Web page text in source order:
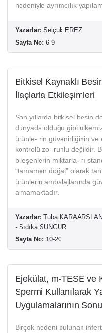
nedeniyle ayrımcılık
Yazarlar: Selçuk EREZ
Sayfa No: 6-9
Bitkisel Kaynaklı
İlaçlarla Etkileşimleri
Son yıllarda bitkisel besin
dünyada olduğu gibi
ürünle- rin güvenirliğinin ve
kontrolü zo- runlu değildir.
bileşenlerin miktarla- rı
“tamamen doğal” olarak
ürünlerin ambalajlarında
almamaktadır.
Yazarlar: Tuba
- Sıdıka SUNGUR
Sayfa No: 10-20
Ejekülat, m-TESE ve
Spermi Kullanılarak
Uygulamalarının
Birçok nedeni bulunan